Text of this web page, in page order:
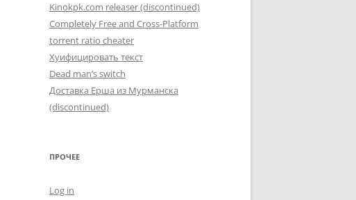
Kinokpk.com releaser (discontinued)
Completely Free and Cross-Platform
torrent ratio cheater
Хуифицировать текст
Dead man’s switch
Доставка Ерша из Мурманска
(discontinued)
ПРОЧЕЕ
Log in